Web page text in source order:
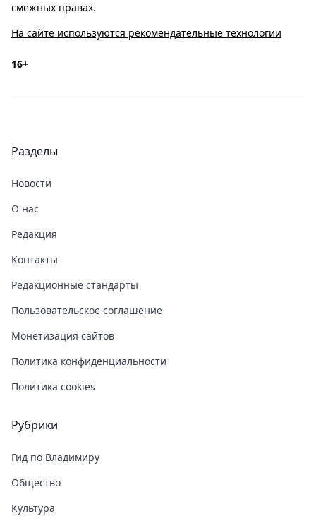
смежных правах.
На сайте используются рекомендательные технологии
16+
Разделы
Новости
О нас
Редакция
Контакты
Редакционные стандарты
Пользовательское соглашение
Монетизация сайтов
Политика конфиденциальности
Политика cookies
Рубрики
Гид по Владимиру
Общество
Культура